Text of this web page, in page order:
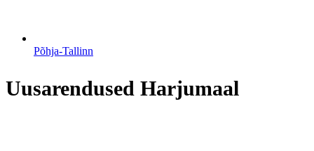
Põhja-Tallinn
Uusarendused Harjumaal